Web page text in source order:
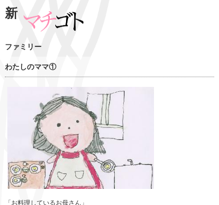
新
ファミリー
わたしのママ①
「お料理しているお母さん」